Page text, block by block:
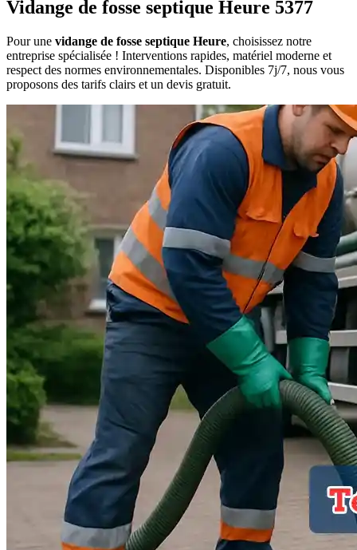
Vidange de fosse septique Heure 5377
Pour une vidange de fosse septique Heure, choisissez notre
entreprise spécialisée ! Interventions rapides, matériel moderne et
respect des normes environnementales. Disponibles 7j/7, nous vous
proposons des tarifs clairs et un devis gratuit.